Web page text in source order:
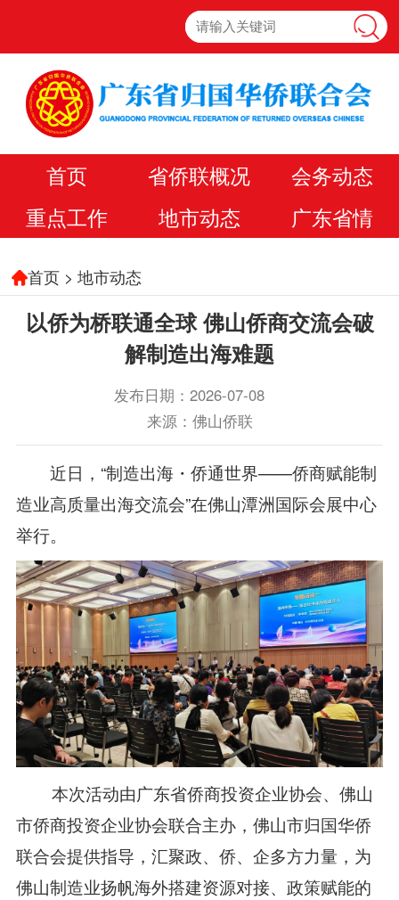
首页 省侨联概况
会务动态
重点工作
地市动态 广东省情
首页 >地市动态
以侨为桥联通全球 佛山侨商交流会破
解制造出海难题
发布日期：2026-07-08
来源：佛山侨联
近日，“制造出海・侨通世界——侨商赋能制
造业高质量出海交流会”在佛山潭洲国际会展中心
举行。
本次活动由广东省侨商投资企业协会、佛山
市侨商投资企业协会联合主办，佛山市归国华侨
联合会提供指导，汇聚政、侨、企多方力量，为
佛山制造业扬帆海外搭建资源对接、政策赋能的